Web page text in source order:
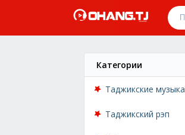
Категории
Таджикские музыка
Таджикский рэп